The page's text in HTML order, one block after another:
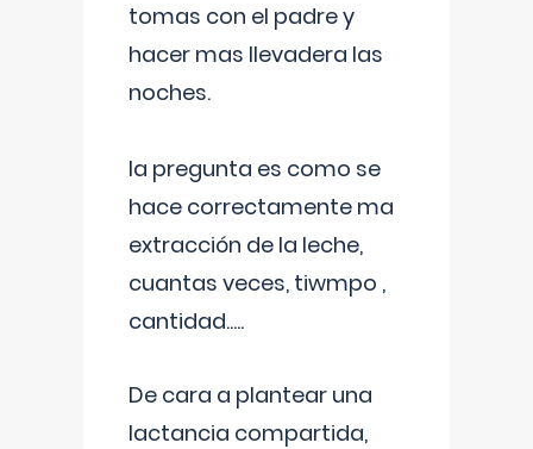
tomas con el padre y
hacer mas llevadera las
noches.
la pregunta es como se
hace correctamente ma
extracción de la leche,
cuantas veces, tiwmpo ,
cantidad.....
De cara a plantear una
lactancia compartida,